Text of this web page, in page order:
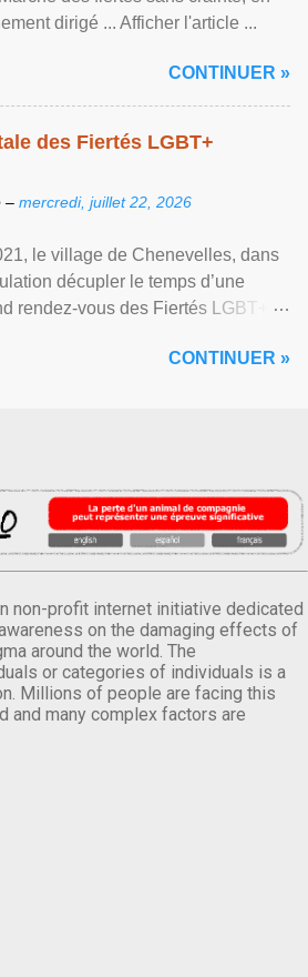
dirigé ... Afficher l'article ...
CONTINUER »
des Fiertés LGBT+
– mercredi, juillet 22, 2026
le village de Chenevelles, dans
décupler le temps d’une
rendez-vous des Fiertés LGBT+
CONTINUER »
non-profit internet initiative dedicated
on the damaging effects of
around the world. The
or categories of individuals is a
Millions of people are facing this
and many complex factors are